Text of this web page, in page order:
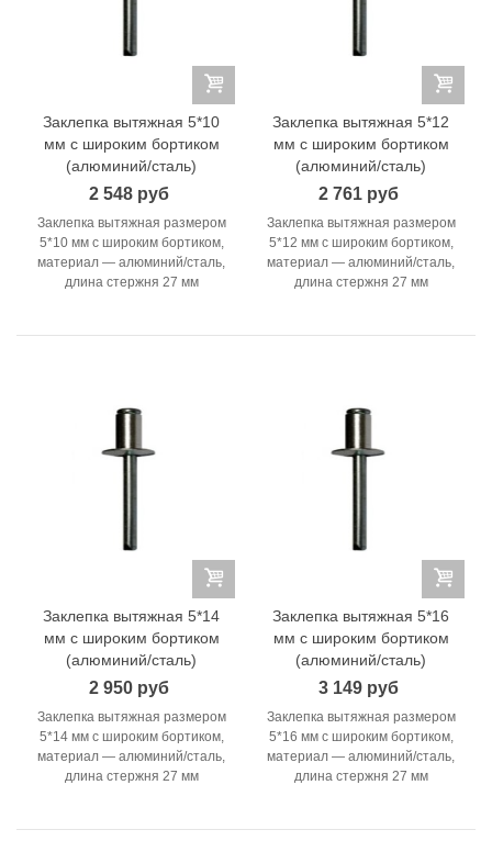
Заклепка вытяжная 5*10
мм с широким бортиком
(алюминий/сталь)
2 548 руб
Заклепка вытяжная размером
5*10 мм с широким бортиком,
материал — алюминий/сталь,
длина стержня 27 мм
Заклепка вытяжная 5*12
мм с широким бортиком
(алюминий/сталь)
2 761 руб
Заклепка вытяжная размером
5*12 мм с широким бортиком,
материал — алюминий/сталь,
длина стержня 27 мм
Заклепка вытяжная 5*14
мм с широким бортиком
(алюминий/сталь)
2 950 руб
Заклепка вытяжная размером
5*14 мм с широким бортиком,
материал — алюминий/сталь,
длина стержня 27 мм
Заклепка вытяжная 5*16
мм с широким бортиком
(алюминий/сталь)
3 149 руб
Заклепка вытяжная размером
5*16 мм с широким бортиком,
материал — алюминий/сталь,
длина стержня 27 мм